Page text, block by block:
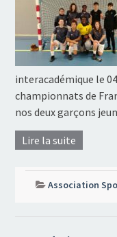
interacadémique le
championnats de
nos deux garçons
Lire la suite
Association